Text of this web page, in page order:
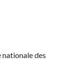
des